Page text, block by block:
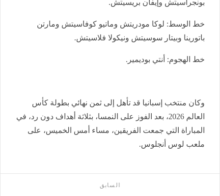
بونجراسيتش وإيفان بريسيتش.
خط الوسط: لوكا مودريتش وماتيو كوفاسيتش ومارتن
باتورينا وبيتار سوسيتش ونيكولا فلاسيتش.
خط الهجوم: أنتي بوديمير.
وكان منتخب إسبانيا قد تأهل إلى ثمن نهائي بطولة كأس
العالم 2026، بعد الفوز على النمسا، بثلاثة أهداف دون رد، في
المباراة التي جمعت الفريقين، مساء أمس الخميس، على
ملعب لوس أنجلوس.
السابق